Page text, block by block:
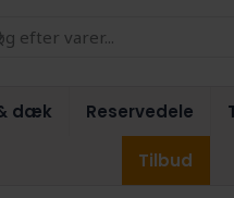
dæk Reservedele
Tilbud